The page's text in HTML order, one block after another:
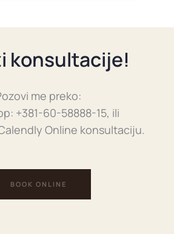
konsultacije!
me preko:
+381-60-58888-15, ili
Online konsultaciju.
BOOK ONLINE